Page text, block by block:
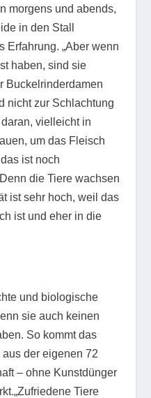
morgens und abends,
in den Stall
Erfahrung. „Aber wenn
haben, sind sie
Buckelrinderdamen
nicht zur Schlachtung
vielleicht in
um das Fleisch
ist noch
die Tiere wachsen
ist sehr hoch, weil das
ist und eher in die
und biologische
sie auch keinen
So kommt das
der eigenen 72
– ohne Kunstdünger
Tiere